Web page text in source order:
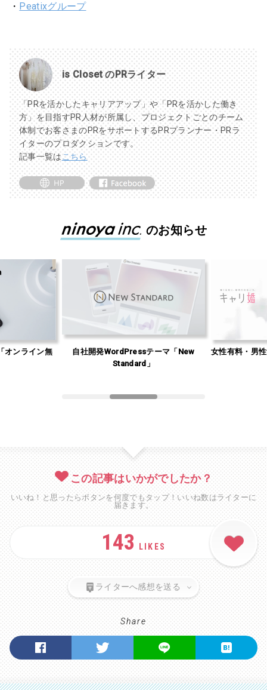
・ Peatixグループ
is Closet のPRライター
「PRを活かしたキャリアアップ」や「PRを活かした働き
方」を目指すPR人材が所属し、プロジェクトごとのチーム
体制でお客さまのPRをサポートするPRプランナー・PRラ
イターのプロダクションです。
記事一覧はこちら
のお知らせ
オンライン無
自社開発WordPressテーマ「New
Standard」
女性有料・男
この記事はいかがでしたか？
いいね！と思ったらボタンを何度でもタップ！いいね数はライターに
届きます。
143 LIKES
ライターへ感想を送る
Share